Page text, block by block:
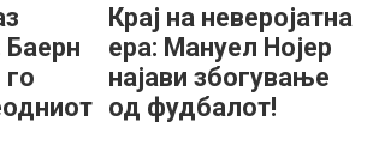
Баерн
Крај на неверојатна
ера: Мануел Нојер
најави збогување
од фудбалот!